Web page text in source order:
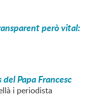
però vital:
del Papa Francesc
i periodista